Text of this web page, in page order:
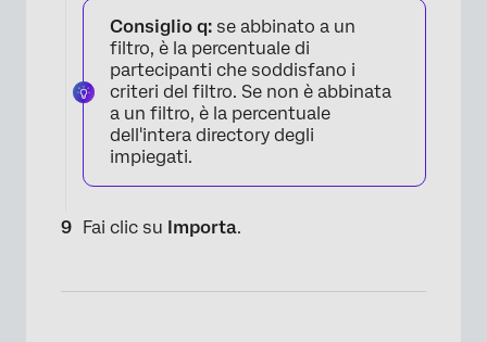
Consiglio q: se abbinato a un
filtro, è la percentuale di
partecipanti che soddisfano i
criteri del filtro. Se non è abbinata
a un filtro, è la percentuale
dell'intera directory degli
impiegati.
Fai clic su Importa.